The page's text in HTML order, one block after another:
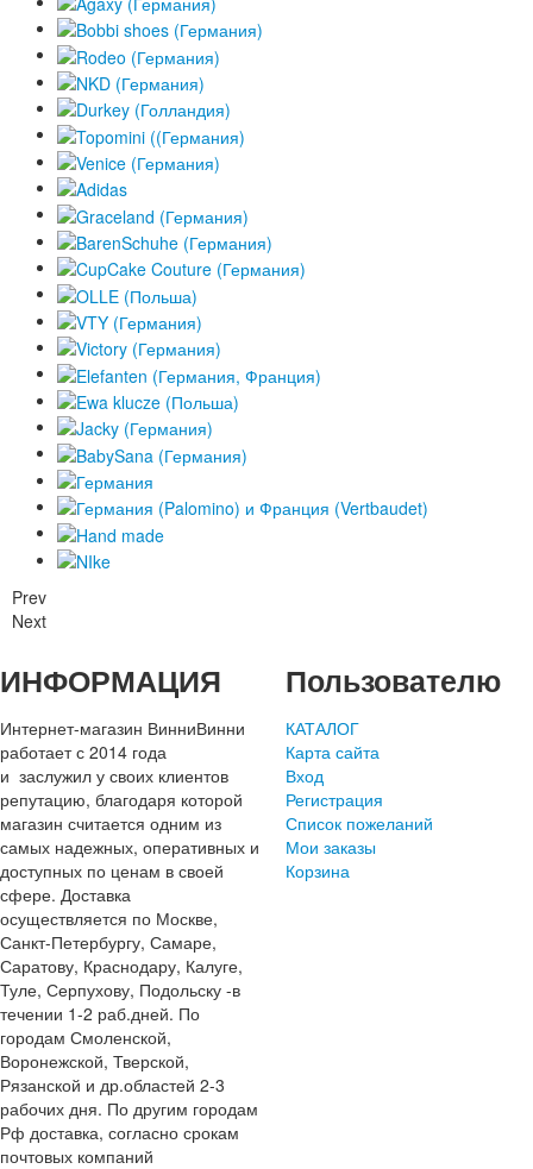
Prev
Next
ИНФОРМАЦИЯ
Интернет-магазин ВинниВинни
работает с 2014 года
и заслужил у своих клиентов
репутацию, благодаря которой
магазин считается одним из
самых надежных, оперативных и
доступных по ценам в своей
сфере. Доставка
осуществляется по Москве,
Санкт-Петербургу, Самаре,
Саратову, Краснодару, Калуге,
Туле, Серпухову, Подольску -в
течении 1-2 раб.дней. По
городам Смоленской,
Воронежской, Тверской,
Рязанской и др.областей 2-3
рабочих дня. По другим городам
Рф доставка, согласно срокам
почтовых компаний
Пользователю
КАТАЛОГ
Карта сайта
Вход
Регистрация
Список пожеланий
Мои заказы
Корзина